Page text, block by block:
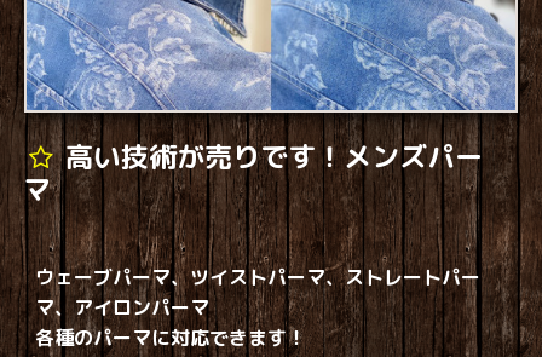
高い技術が売りです！メンズパー
マ
ウェーブパーマ、ツイストパーマ、ストレートパー
マ、アイロンパーマ
各種のパーマに対応できます！